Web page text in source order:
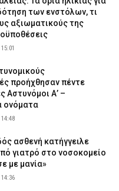
«112» για εκκένωση του
μεταφορές χρημάτων
και δωρεές
– Σε ετοιμότητα ο
των ενστόλων, τι
αξιωματικούς της
προήχθησαν πέντε
Αστυνόμοι Α’ –
ονόματα
ασθενή κατήγγειλε
γιατρό στο νοσοκομείο
με μανία»